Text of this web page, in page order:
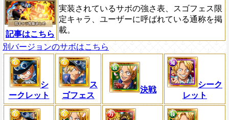
記事はこちら
実装されているサボの強さ表、スゴフェス限
定キャラ、ユーザーに呼ばれている通称を掲
載。
別バージョンのサボはこちら
シ
ークレット
ス
ゴフェス
決戦
シーク
レット